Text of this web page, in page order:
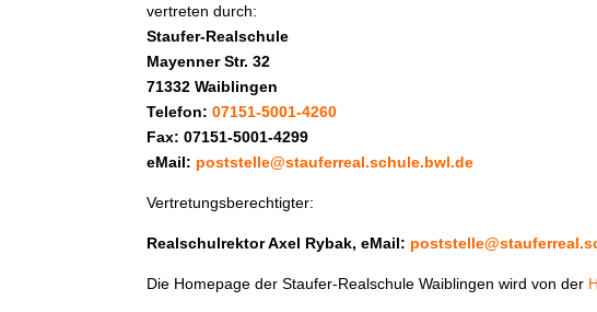
vertreten durch:
Staufer-Realschule
Mayenner Str. 32
71332 Waiblingen
Telefon:07151-5001-4260
Fax: 07151-5001-4299
eMail: poststelle@stauferreal.schule.bwl.de
Vertretungsberechtigter:
Realschulrektor Axel Rybak, eMail:
Die Homepage der Staufer-Realschule Waiblingen wird von der